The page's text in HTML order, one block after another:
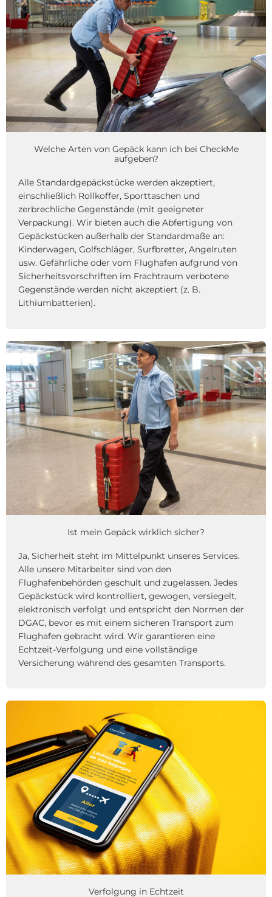
Welche Arten von Gepäck kann ich bei CheckMe
aufgeben?
Alle Standardgepäckstücke werden akzeptiert,
einschließlich Rollkoffer, Sporttaschen und
zerbrechliche Gegenstände (mit geeigneter
Verpackung). Wir bieten auch die Abfertigung von
Gepäckstücken außerhalb der Standardmaße an:
Kinderwagen, Golfschläger, Surfbretter, Angelruten
usw. Gefährliche oder vom Flughafen aufgrund von
Sicherheitsvorschriften im Frachtraum verbotene
Gegenstände werden nicht akzeptiert (z. B.
Lithiumbatterien).
Ist mein Gepäck wirklich sicher?
Ja, Sicherheit steht im Mittelpunkt unseres Services.
Alle unsere Mitarbeiter sind von den
Flughafenbehörden geschult und zugelassen. Jedes
Gepäckstück wird kontrolliert, gewogen, versiegelt,
elektronisch verfolgt und entspricht den Normen der
DGAC, bevor es mit einem sicheren Transport zum
Flughafen gebracht wird. Wir garantieren eine
Echtzeit-Verfolgung und eine vollständige
Versicherung während des gesamten Transports.
Verfolgung in Echtzeit